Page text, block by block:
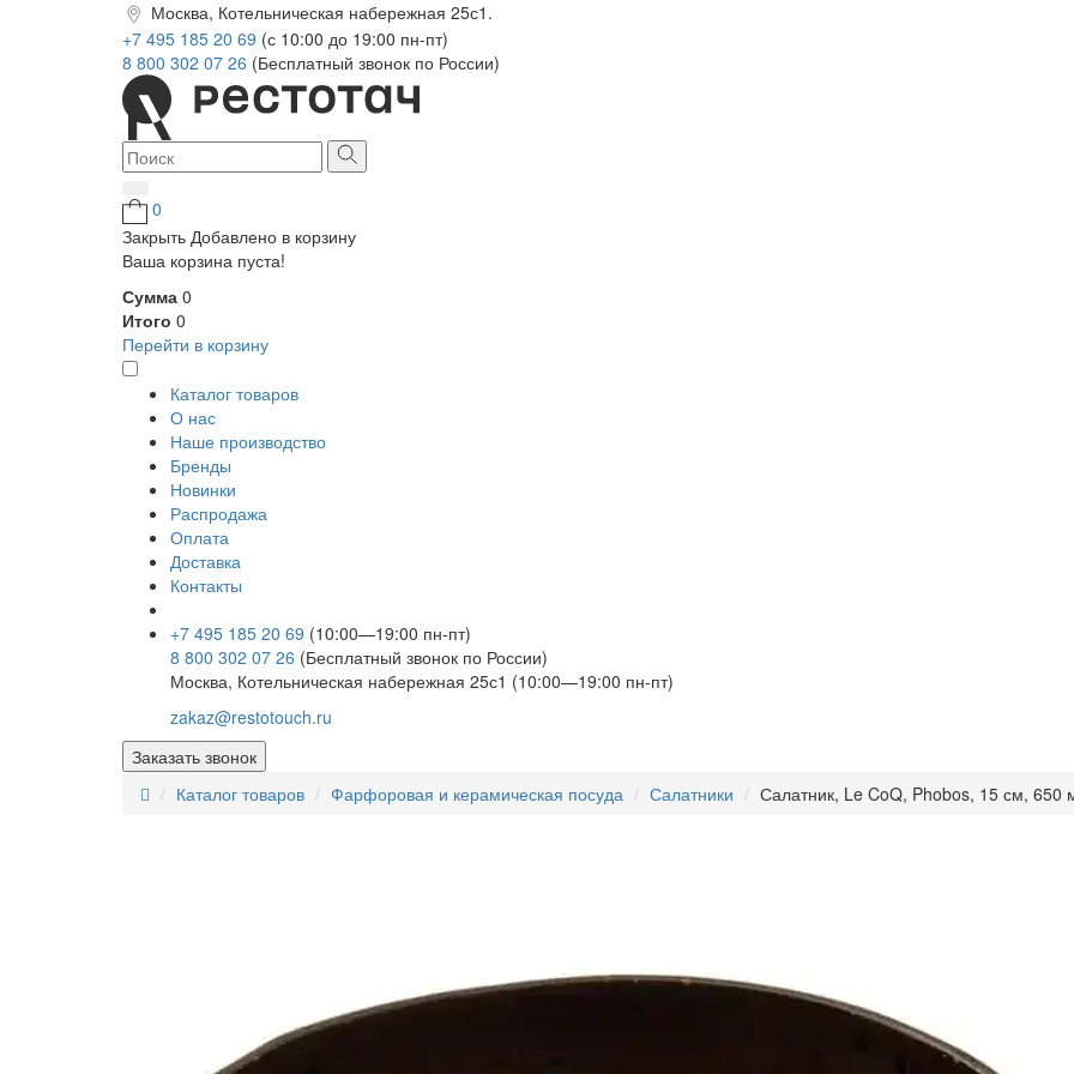
Москва, Котельническая набережная 25с1.
+7 495 185 20 69 (с 10:00 до 19:00 пн-пт)
8 800 302 07 26 (Бесплатный звонок по России)
0
Закрыть Добавлено в корзину
Ваша корзина пуста!
Сумма 0
Итого 0
Перейти в корзину
Каталог товаров
О нас
Наше производство
Бренды
Новинки
Распродажа
Оплата
Доставка
Контакты
+7 495 185 20 69 (10:00—19:00 пн-пт)
8 800 302 07 26 (Бесплатный звонок по России)
Москва, Котельническая набережная 25с1 (10:00—19:00 пн-пт)
zakaz@restotouch.ru
Заказать звонок
Каталог товаров
Фарфоровая и керамическая посуда Салатники Салатник, Le CoQ, Phobos, 15 см, 650